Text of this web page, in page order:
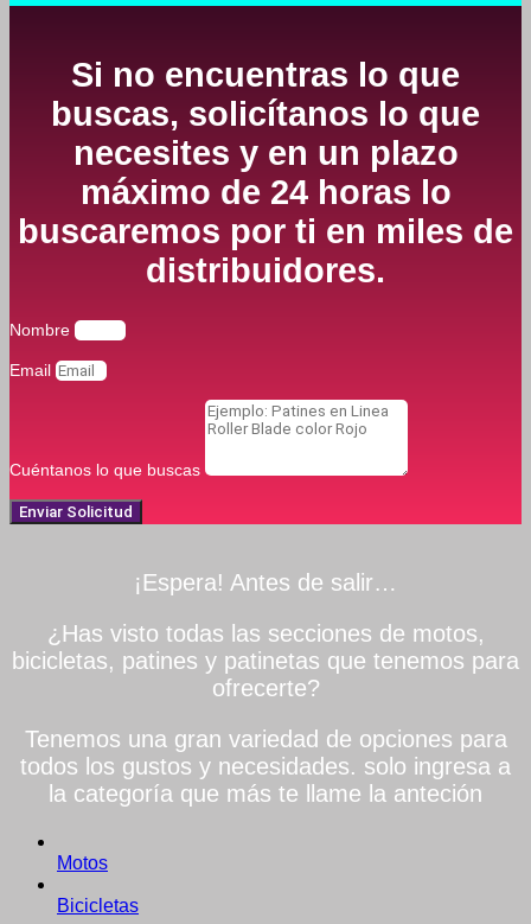
Si no encuentras lo que
buscas, solicítanos lo que
necesites y en un plazo
máximo de 24 horas lo
buscaremos por ti en miles de
distribuidores.
Nombre
Email
Cuéntanos lo que buscas
Enviar Solicitud
¡Espera! Antes de salir…
¿Has visto todas las secciones de motos,
bicicletas, patines y patinetas que tenemos para
ofrecerte?
Tenemos una gran variedad de opciones para
todos los gustos y necesidades. solo ingresa a
la categoría que más te llame la anteción
Motos
Bicicletas